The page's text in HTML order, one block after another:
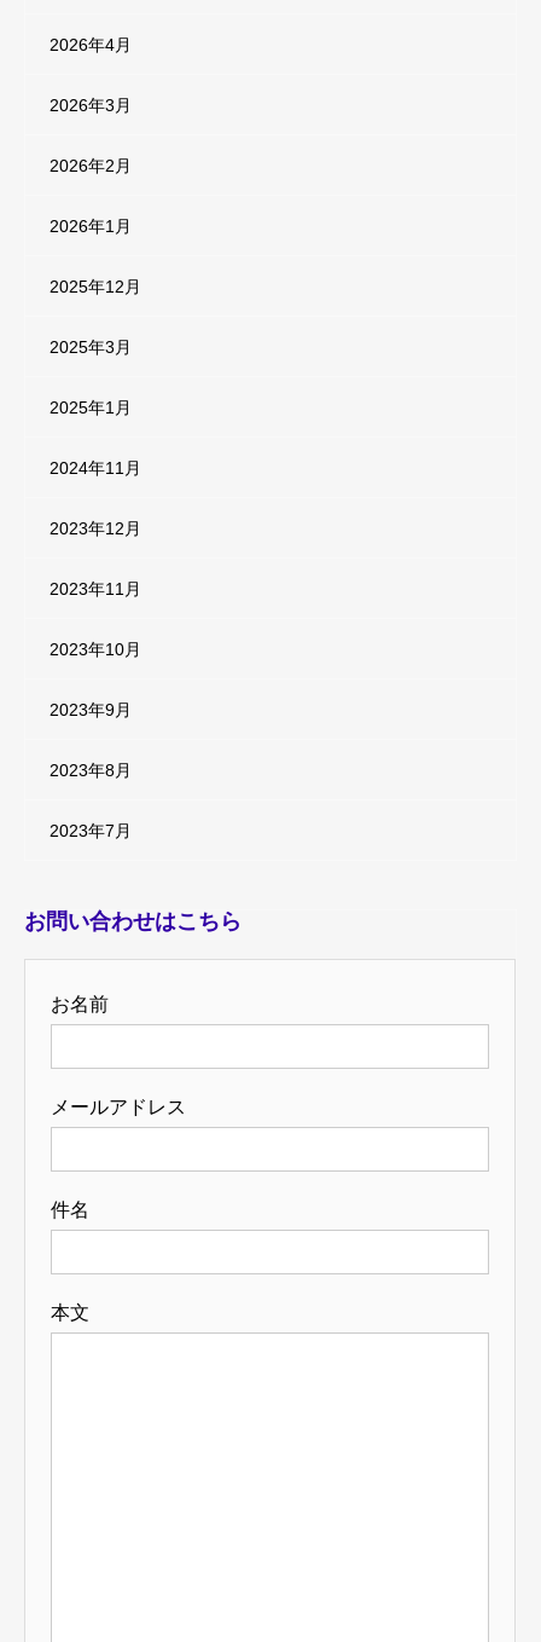
2026年4月
2026年3月
2026年2月
2026年1月
2025年12月
2025年3月
2025年1月
2024年11月
2023年12月
2023年11月
2023年10月
2023年9月
2023年8月
2023年7月
お問い合わせはこちら
お名前
メールアドレス
件名
本文